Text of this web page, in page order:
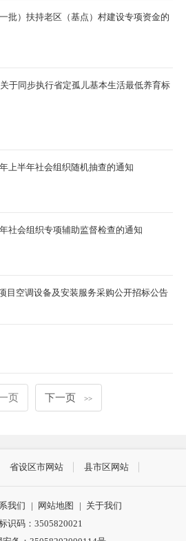
批）扶持老区（基点）村建设专项资金的
于同步执行省定孤儿基本生活最低养育标
上半年社会组织随机抽查的通知
社会组织专项辅助监督检查的通知
目空调设备及安装服务采购公开招标公告
页 下一页 >>
省设区市网站 县市区网站
我们 | 网站地图 | 关于我们
识码：3505820021